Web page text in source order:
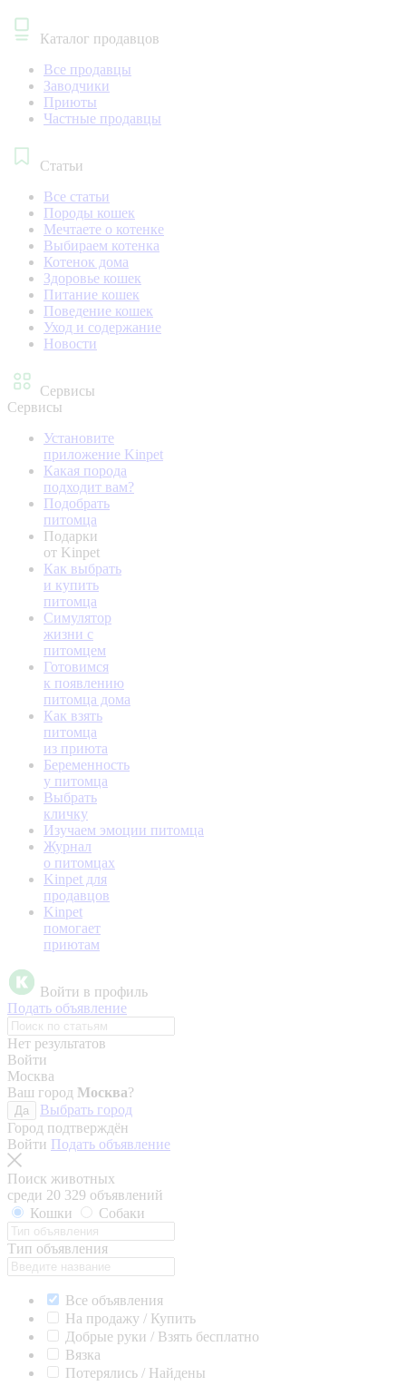
Каталог продавцов
Все продавцы
Заводчики
Приюты
Частные продавцы
Статьи
Все статьи
Породы кошек
Мечтаете о котенке
Выбираем котенка
Котенок дома
Здоровье кошек
Питание кошек
Поведение кошек
Уход и содержание
Новости
Сервисы
Сервисы
Установите
приложение Kinpet
Какая порода
подходит вам?
Подобрать
питомца
Подарки
от Kinpet
Как выбрать
и купить
питомца
Симулятор
жизни с
питомцем
Готовимся
к появлению
питомца дома
Как взять
питомца
из приюта
Беременность
у питомца
Выбрать
кличку
Изучаем эмоции питомца
Журнал
о питомцах
Kinpet для
продавцов
Kinpet
помогает
приютам
Войти в профиль
Подать объявление
Нет результатов
Войти
Москва
Ваш город Москва?
Да
Выбрать город
Город подтверждён
Войти Подать объявление
Поиск животных
среди 20 329 объявлений
Кошки
Собаки
Тип объявления
Все объявления
На продажу / Купить
Добрые руки / Взять бесплатно
Вязка
Потерялись / Найдены